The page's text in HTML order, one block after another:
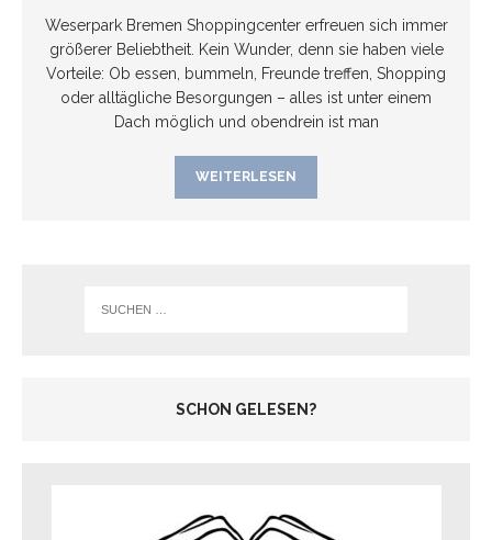
Weserpark Bremen Shoppingcenter erfreuen sich immer
größerer Beliebtheit. Kein Wunder, denn sie haben viele
Vorteile: Ob essen, bummeln, Freunde treffen, Shopping
oder alltägliche Besorgungen – alles ist unter einem
Dach möglich und obendrein ist man
WEITERLESEN
SCHON GELESEN?